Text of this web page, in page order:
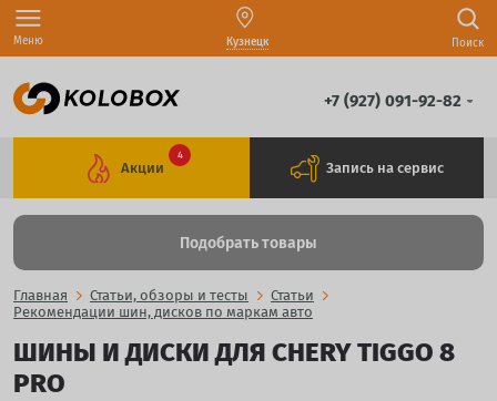
Меню Кузнецк Поиск
+7 (927) 091-92-82
Акции
4
Запись на сервис
Подобрать товары
Главная Статьи, обзоры и тесты
Статьи
Рекомендации шин, дисков по маркам авто
ШИНЫ И ДИСКИ ДЛЯ CHERY TIGGO 8
PRO